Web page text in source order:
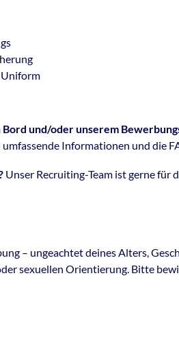
Uniform
Bord und/oder unserem
Informationen und die
Unser Recruiting-Team ist gerne für
– ungeachtet deines Alters,
sexuellen Orientierung. Bitte